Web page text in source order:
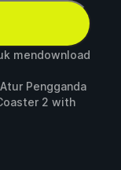
mendownload
Pengganda
2 with